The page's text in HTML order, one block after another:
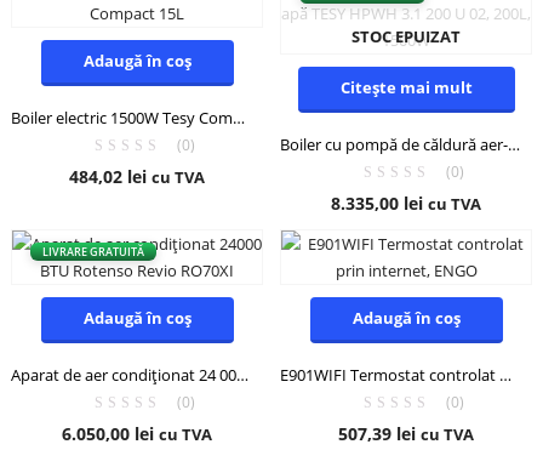
Adaugă în coș
Boiler electric 1500W Tesy Compact 15L
(0)
484,02 lei cu TVA
STOC EPUIZAT
Citește mai mult
Boiler cu pompă de căldură aer-apă TESY HPWH 3.1 200 U 02, 200L, 1500W
(0)
8.335,00 lei cu TVA
LIVRARE GRATUITĂ
Adaugă în coș
Aparat de aer condiționat 24 000 BTU Rotenso Revio RO70XI
(0)
6.050,00 lei cu TVA
Adaugă în coș
E901WIFI Termostat controlat prin internet, ENGO
(0)
507,39 lei cu TVA